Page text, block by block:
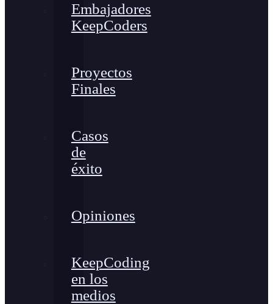
Embajadores
KeepCoders
Proyectos
Finales
Casos
de
éxito
Opiniones
KeepCoding
en los
medios